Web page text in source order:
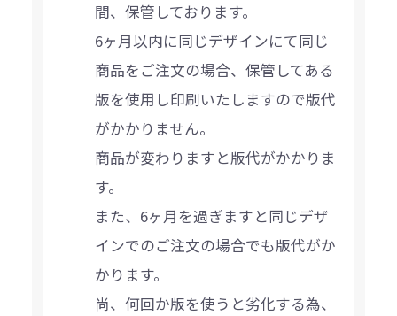
間、保管しております。
6ヶ月以内に同じデザインにて同じ
商品をご注文の場合、保管してある
版を使用し印刷いたしますので版代
がかかりません。
商品が変わりますと版代がかかりま
す。
また、6ヶ月を過ぎますと同じデザ
インでのご注文の場合でも版代がか
かります。
尚、何回か版を使うと劣化する為、